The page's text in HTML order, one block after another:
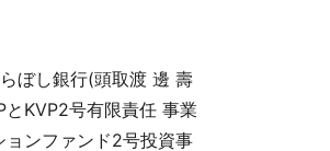
ぼし銀行(頭取渡 邊 壽
KVP2号有限責任 事業
ンファンド2号投資事